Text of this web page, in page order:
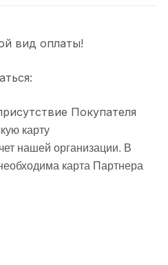
вид оплаты!
Покупателя
карту
нашей организации. В
карта Партнера